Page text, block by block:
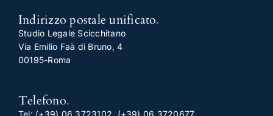
Indirizzo postale unificato.
Studio Legale Scicchitano
Via Emilio Faà di Bruno, 4
00195-Roma
Telefono.